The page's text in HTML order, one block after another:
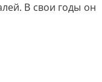
В свои годы он